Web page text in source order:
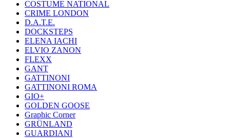
COSTUME NATIONAL
CRIME LONDON
D.A.T.E.
DOCKSTEPS
ELENA IACHI
ELVIO ZANON
FLEXX
GANT
GATTINONI
GATTINONI ROMA
GIO+
GOLDEN GOOSE
Graphic Corner
GRÜNLAND
GUARDIANI